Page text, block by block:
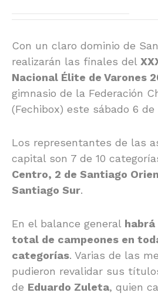
Con un claro dominio de
realizarán las finales del
Nacional Élite de Varones
gimnasio de la Federación
(Fechibox) este sábado 6
Los representantes de las
capital son 7 de 10
Centro, 2 de Santiago
Santiago Sur.
En el balance general habrá
total de campeones en
categorías. Varias de las
pudieron revalidar sus
de Eduardo Zuleta, quien